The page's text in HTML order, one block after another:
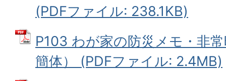
(PDFファイル: 238.1KB)
P103 わが家の防災メモ・非
簡体） (PDFファイル: 2.4MB)